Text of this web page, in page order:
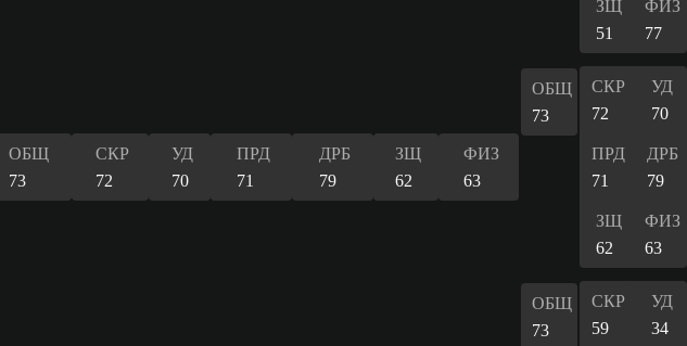
ЗЩ
51
ФИЗ
77
ОБЩ
73
СКР
72
УД
70
ПРД
71
ДРБ
79
ЗЩ
62
ФИЗ
63
ОБЩ
73
СКР
72
УД
70
ПРД
71
ДРБ
79
ЗЩ
62
ФИЗ
63
ОБЩ
73
СКР
59
УД
34